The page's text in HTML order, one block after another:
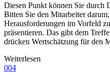
Diesen Punkt können Sie durch
Bitten Sie den Mitarbeiter
Herausforderungen im Vorfeld
präsentieren. Das gibt dem
drücken Wertschätzung für den
Weiterlesen
004